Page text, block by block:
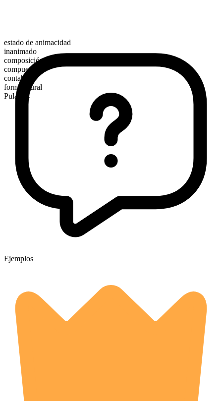
estado de animacidad
inanimado
composición morfológica
compuesto
contable
forma plural
Pulaskis
Ejemplos